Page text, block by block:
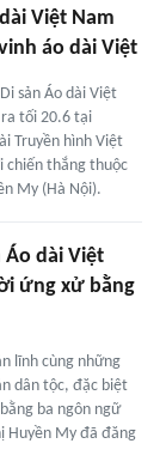
Việt Nam
áo dài Việt
sản Áo dài Việt
tối 20.6 tại
Truyền hình Việt
chiến thắng thuộc
My (Hà Nội).
Áo dài Việt
ứng xử bằng
lĩnh cùng những
dân tộc, đặc biệt
ba ngôn ngữ
Huyền My đã đăng